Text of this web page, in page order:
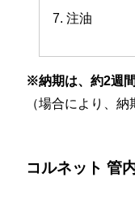
7. 注油
※納期は、約2週
（場合により、
コルネット 管